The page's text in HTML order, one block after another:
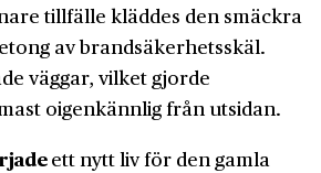
tillfälle kläddes den smäckra
av brandsäkerhetsskäl.
väggar, vilket gjorde
oigenkännlig från utsidan.
ett nytt liv för den gamla